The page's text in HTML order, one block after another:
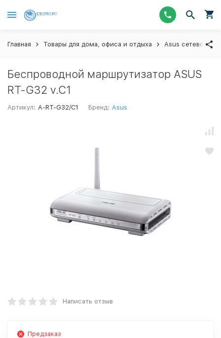
Главная Товары для дома, офиса и отдыха Asus сетевое
Беспроводной маршрутизатор ASUS
RT-G32 v.C1
Артикул: A-RT-G32/C1 Бренд: Asus
Написать отзыв
Предзаказ